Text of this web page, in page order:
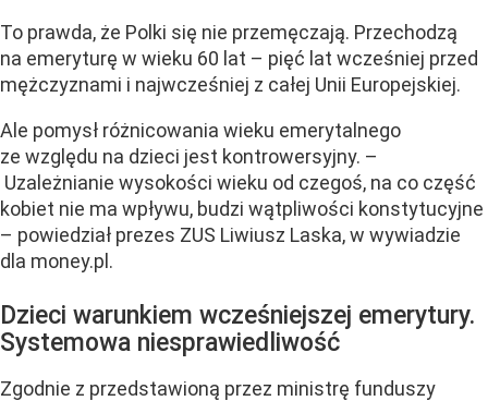
To prawda, że Polki się nie przemęczają. Przechodzą
na emeryturę w wieku 60 lat – pięć lat wcześniej przed
mężczyznami i najwcześniej z całej Unii Europejskiej.
Ale pomysł różnicowania wieku emerytalnego
ze względu na dzieci jest kontrowersyjny. –
Uzależnianie wysokości wieku od czegoś, na co część
kobiet nie ma wpływu, budzi wątpliwości konstytucyjne
– powiedział prezes ZUS Liwiusz Laska, w wywiadzie
dla money.pl.
Dzieci warunkiem wcześniejszej emerytury.
Systemowa niesprawiedliwość
Zgodnie z przedstawioną przez ministrę funduszy